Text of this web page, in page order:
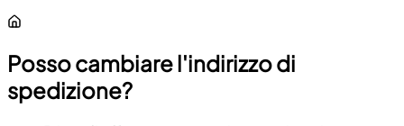
Posso cambiare l'indirizzo di
spedizione?